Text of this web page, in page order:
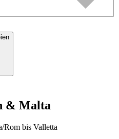
& Malta
Rom bis Valletta